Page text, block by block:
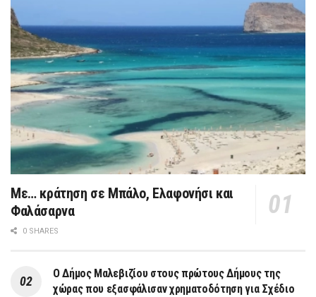
Με… κράτηση σε Μπάλο, Ελαφονήσι και
Φαλάσαρνα
0 SHARES
Ο Δήμος Μαλεβιζίου στους πρώτους Δήμους της
χώρας που εξασφάλισαν χρηματοδότηση για Σχέδιο